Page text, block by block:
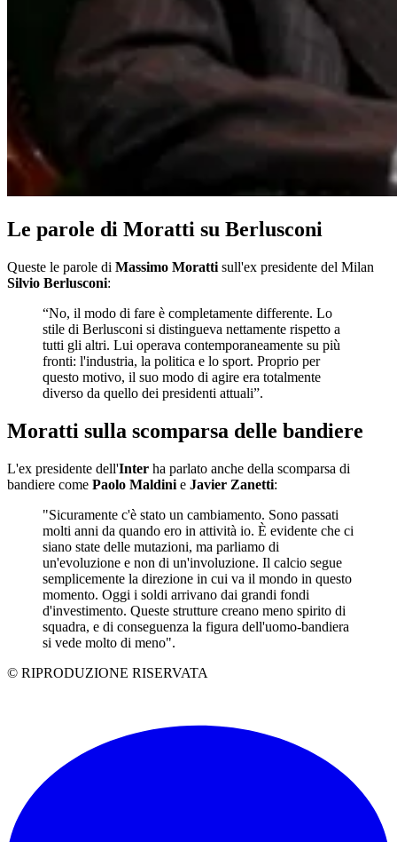
Le parole di Moratti su Berlusconi
Queste le parole di Massimo Moratti sull'ex presidente del Milan
Silvio Berlusconi:
“No, il modo di fare è completamente differente. Lo
stile di Berlusconi si distingueva nettamente rispetto a
tutti gli altri. Lui operava contemporaneamente su più
fronti: l'industria, la politica e lo sport. Proprio per
questo motivo, il suo modo di agire era totalmente
diverso da quello dei presidenti attuali”.
Moratti sulla scomparsa delle bandiere
L'ex presidente dell'Inter ha parlato anche della scomparsa di
bandiere come Paolo Maldini e Javier Zanetti:
"Sicuramente c'è stato un cambiamento. Sono passati
molti anni da quando ero in attività io. È evidente che ci
siano state delle mutazioni, ma parliamo di
un'evoluzione e non di un'involuzione. Il calcio segue
semplicemente la direzione in cui va il mondo in questo
momento. Oggi i soldi arrivano dai grandi fondi
d'investimento. Queste strutture creano meno spirito di
squadra, e di conseguenza la figura dell'uomo-bandiera
si vede molto di meno".
© RIPRODUZIONE RISERVATA